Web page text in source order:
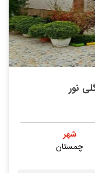
نور
شهر
چمستان